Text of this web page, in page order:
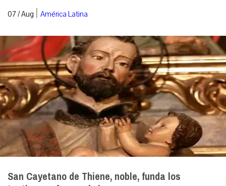
07 / Aug | América Latina
San Cayetano de Thiene, noble, funda los